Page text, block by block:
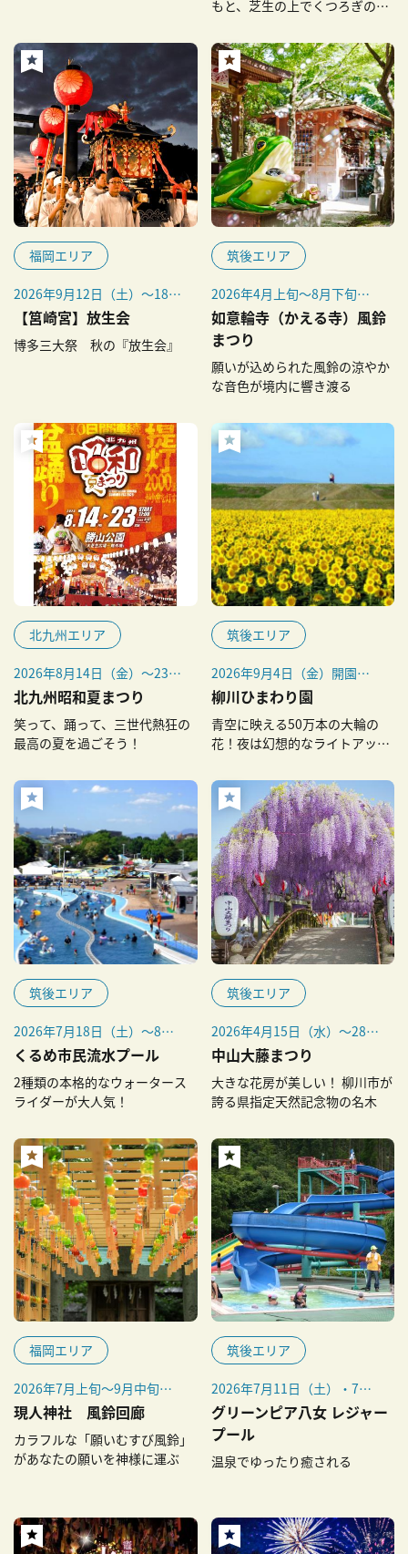
上映します。
もと、芝生の上でくつろぎの時
福岡エリア
2026年9月12日（土）～18日
（金）
※毎年9月12日～18日
【筥崎宮】放生会
博多三大祭 秋の『放生会』
筑後エリア
2026年4月上旬～8月下旬
（予定）
如意輪寺（かえる寺）風鈴
まつり
願いが込められた風鈴の涼やか
な音色が境内に響き渡る
北九州エリア
2026年8月14日（金）～23日
（日）
北九州昭和夏まつり
笑って、踊って、三世代熱狂の
最高の夏を過ごそう！
筑後エリア
2026年9月4日（金）開園予
定
柳川ひまわり園
青空に映える50万本の大輪の
花！夜は幻想的なライトアップ
筑後エリア
2026年7月18日（土）～8月
23日（日）、8月29日
（土）・30日（日）
※ 雷や大雨などの悪天候時
は、お客様の安全確保のため
場する場合があります。
くるめ市民流水プール
2種類の本格的なウォータース
ライダーが大人気！
筑後エリア
2026年4月15日（水）～28日
（火）
※開花状況によって期間が変
更になる場合があります。変
更になった場合は柳川市公式
中山大藤まつり
大きな花房が美しい！ 柳川市が
誇る県指定天然記念物の名木
福岡エリア
2026年7月上旬～9月中旬
（予定）
現人神社 風鈴回廊
カラフルな「願いむすび風鈴」
があなたの願いを神様に運ぶ
筑後エリア
2026年7月11日（土）・7月
12日（日）、7月18日（土）
～8月30日（日）
グリーンピア八女 レジャー
プール
温泉でゆったり癒される